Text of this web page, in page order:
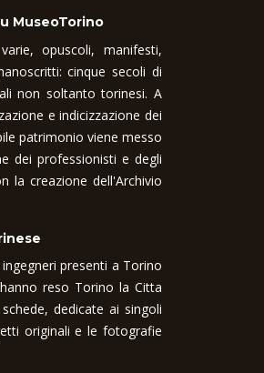
MuseoTorino
opuscoli, manifesti,
cinque secoli di
non soltanto torinesi. A
e indicizzazione dei
patrimonio viene messo
dei professionisti e degli
la creazione dell'Archivio
presenti a Torino
reso Torino la Citta
dedicate ai singoli
originali e le fotografie